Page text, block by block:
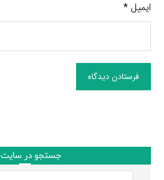
ایمیل*
فرستادن دیدگاه
جستجو در سایت